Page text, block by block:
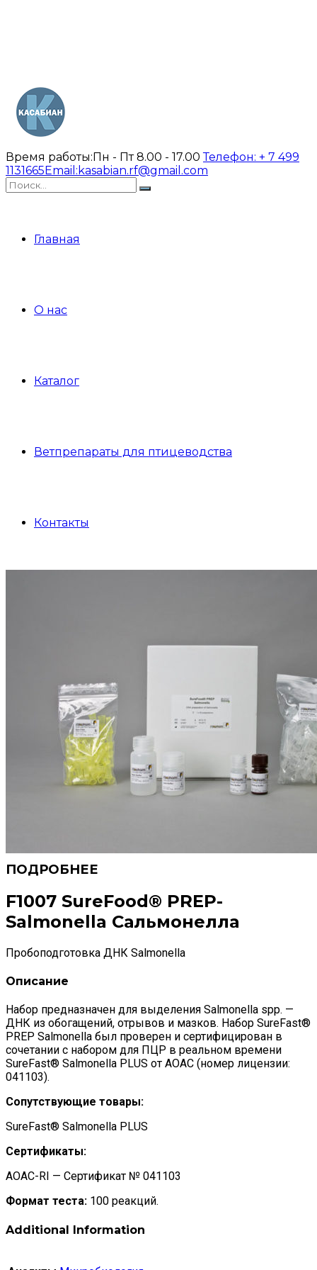
Время работы:Пн - Пт 8.00 - 17.00Телефон: + 7 499
1131665Email: kasabian.rf@gmail.com
Главная
О нас
Каталог
Ветпрепараты для птицеводства
Контакты
F1007 SureFood® PREP-
Salmonella Сальмонелла
Пробоподготовка ДНК Salmonella
Описание
Набор предназначен для выделения Salmonella spp. —
ДНК из обогащений, отрывов и мазков. Набор SureFast®
PREP Salmonella был проверен и сертифицирован в
сочетании с набором для ПЦР в реальном времени
SureFast® Salmonella PLUS от AOAC (номер лицензии:
041103).
Сопутствующие товары:
SureFast® Salmonella PLUS
Сертификаты:
AOAC-RI — Сертификат № 041103
Формат теста: 100 реакций.
Additional Information